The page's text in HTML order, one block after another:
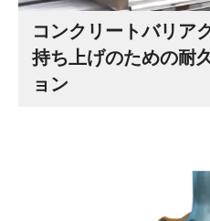
コンクリートバリア
持ち上げのための耐
ョン